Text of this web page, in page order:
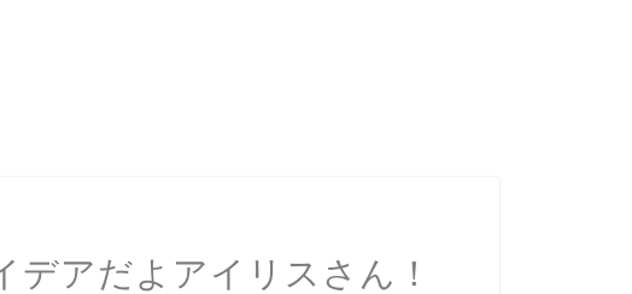
デアだよアイリスさん！